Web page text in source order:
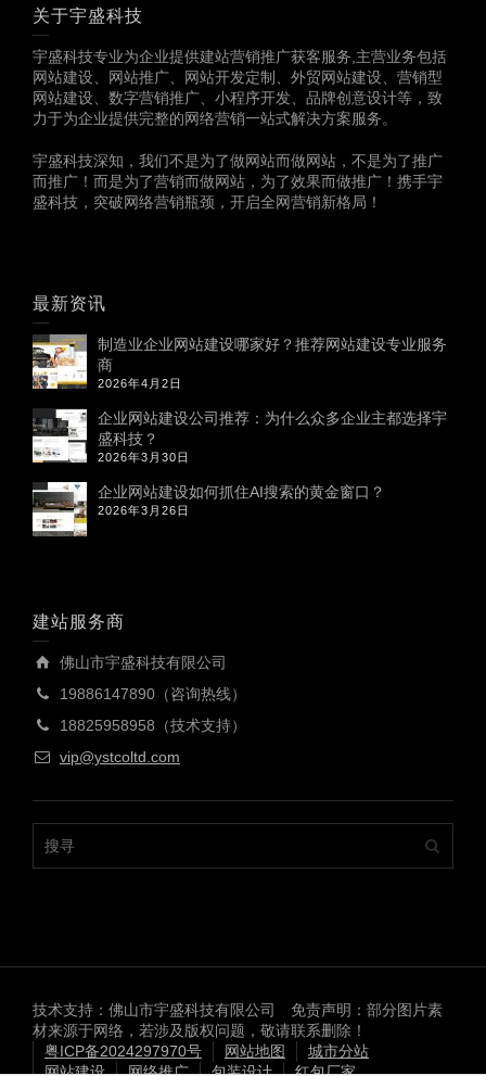
关于宇盛科技
宇盛科技专业为企业提供建站营销推广获客服务,主营业务包括
网站建设、网站推广、网站开发定制、外贸网站建设、营销型
网站建设、数字营销推广、小程序开发、品牌创意设计等，致
力于为企业提供完整的网络营销一站式解决方案服务。
宇盛科技深知，我们不是为了做网站而做网站，不是为了推广
而推广！而是为了营销而做网站，为了效果而做推广！携手宇
盛科技，突破网络营销瓶颈，开启全网营销新格局！
最新资讯
制造业企业网站建设哪家好？推荐网站建设专业服务
商
2026年4月2日
企业网站建设公司推荐：为什么众多企业主都选择宇
盛科技？
2026年3月30日
企业网站建设如何抓住AI搜索的黄金窗口？
2026年3月26日
建站服务商
佛山市宇盛科技有限公司
19886147890（咨询热线）
18825958958（技术支持）
vip@ystcoltd.com
技术支持：佛山市宇盛科技有限公司 免责声明：部分图片素
材来源于网络，若涉及版权问题，敬请联系删除！
粤ICP备2024297970号
网站地图
城市分站
网站建设
网络推广 包装设计 红包厂家